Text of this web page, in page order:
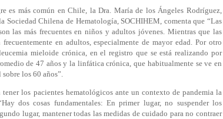
es más común en Chile, la Dra. María de los Ángeles Rodríguez,
Sociedad Chilena de Hematología, SOCHIHEM, comenta que “Las
las más frecuentes en niños y adultos jóvenes. Mientras que las
en adultos, especialmente de mayor edad. Por otro
mieloide crónica, en el registro que se está realizando por
de 47 años y la linfática crónica, que habitualmente se ve en
los 60 años”.
tener los pacientes hematológicos ante un contexto de pandemia la
dos cosas fundamentales: En primer lugar, no suspender los
lugar, mantener todas las medidas de cuidado para no contraer